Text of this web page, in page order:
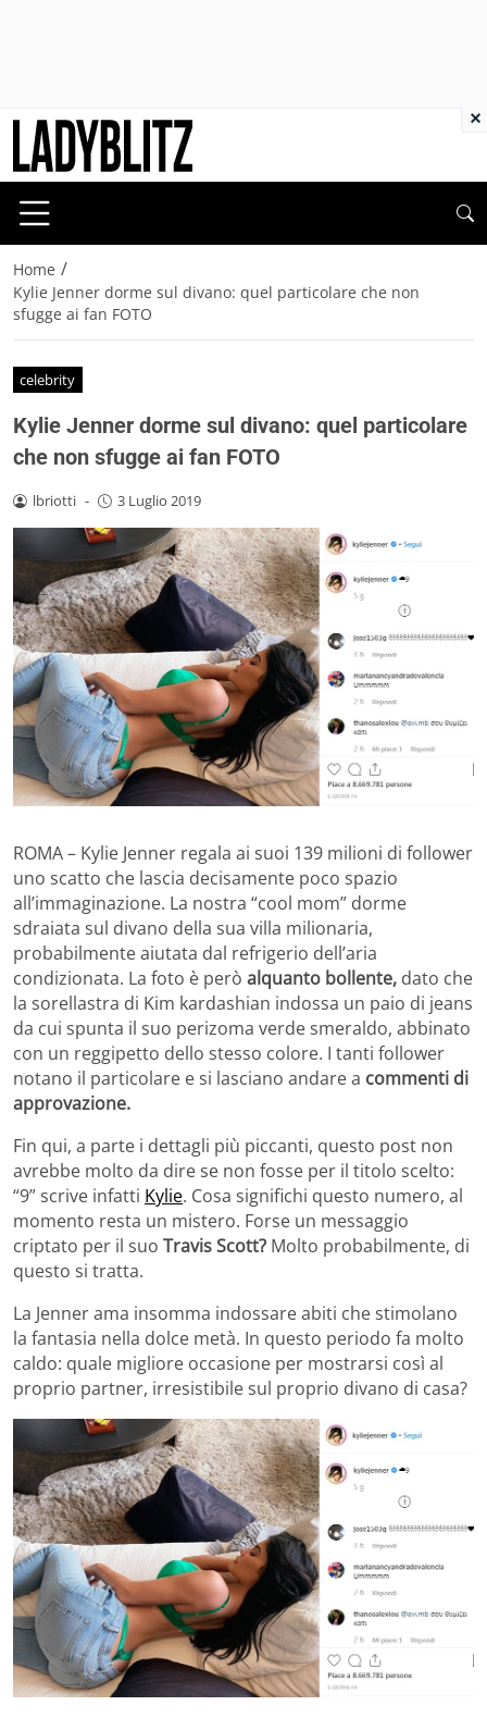
Home /
Kylie Jenner dorme sul divano: quel particolare che non
sfugge ai fan FOTO
celebrity
Kylie Jenner dorme sul divano: quel particolare
che non sfugge ai fan FOTO
lbriotti - 3 Luglio 2019
ROMA – Kylie Jenner regala ai suoi 139 milioni di follower
uno scatto che lascia decisamente poco spazio
all’immaginazione. La nostra “cool mom” dorme
sdraiata sul divano della sua villa milionaria,
probabilmente aiutata dal refrigerio dell’aria
condizionata. La foto è però alquanto bollente, dato che
la sorellastra di Kim kardashian indossa un paio di jeans
da cui spunta il suo perizoma verde smeraldo, abbinato
con un reggipetto dello stesso colore. I tanti follower
notano il particolare e si lasciano andare a commenti di
approvazione.
Fin qui, a parte i dettagli più piccanti, questo post non
avrebbe molto da dire se non fosse per il titolo scelto:
“9” scrive infatti Kylie. Cosa significhi questo numero, al
momento resta un mistero. Forse un messaggio
criptato per il suo Travis Scott? Molto probabilmente, di
questo si tratta.
La Jenner ama insomma indossare abiti che stimolano
la fantasia nella dolce metà. In questo periodo fa molto
caldo: quale migliore occasione per mostrarsi così al
proprio partner, irresistibile sul proprio divano di casa?
×